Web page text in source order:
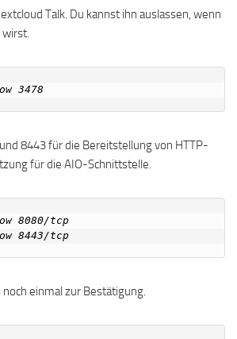
Talk. Du kannst ihn auslassen, wenn
8443 für die Bereitstellung von HTTP-
für die AIO-Schnittstelle.
8080/tcp
einmal zur Bestätigung.